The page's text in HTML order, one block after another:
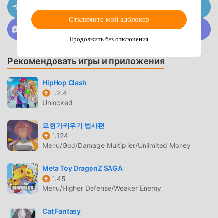
лучший выбор. moddroid не только предоставляет вам
последнюю версию Dungeon and Gravestone 1.2.4
бесплатно, но также бесплатно предоставляет мод
Free, помогая вам сохранить повторяющуюся
механическую задачу в игре, чтобы вы могли
сосредоточиться на наслаждении радостью, которую
приносит сама игра. moddroid обещает, что любой мод
Dungeon and Gravestone не будет взимать плату с
игроков, и он на 100% безопасен, доступен и бесплатен
можете загрузить и установить Dungeon and Gravestone
1.2.4 одним щелчком мыши. Чего же вы ждете,
скачайте moddroid и играйте!
УНИКАЛЬНЫЙ ИГРОВОЙ ПРОЦЕСС
Dungeon and Gravestone Будучи популярной игрой rpg,
большое количество поклонников по всему миру. В
Telegram
Присоединяйтесь к @MODDROID.CO в сообществе
Рекомендовать игры и приложения
HipHop Clash
1.2.4
Unlocked
모험가키우기 법사편
1.124
Menu/God/Damage Multiplier/Unlimited Money
Meta Toy DragonZ SAGA
1.45
Menu/Higher Defense/Weaker Enemy
Cat Fantasy
Отключите мой адблокер
Продолжить без отключения